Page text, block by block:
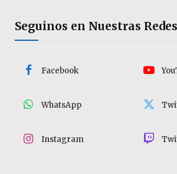
Seguinos en Nuestras
Facebook
WhatsApp
Instagram